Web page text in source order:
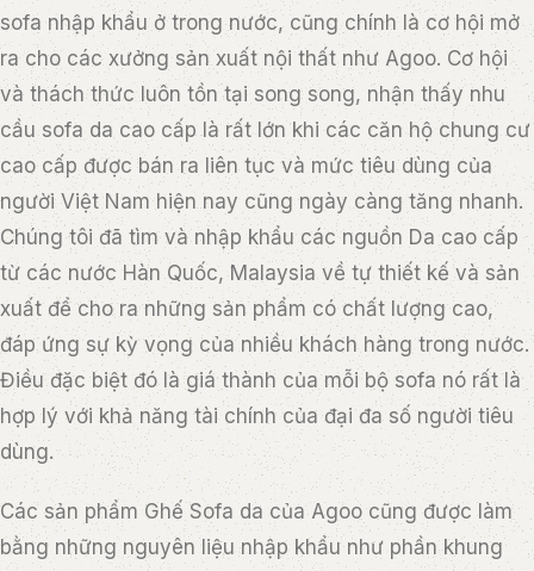
sofa nhập khẩu ở trong nước, cũng chính là cơ hội mở
ra cho các xưởng sản xuất nội thất như Agoo. Cơ hội
và thách thức luôn tồn tại song song, nhận thấy nhu
cầu sofa da cao cấp là rất lớn khi các căn hộ chung cư
cao cấp được bán ra liên tục và mức tiêu dùng của
người Việt Nam hiện nay cũng ngày càng tăng nhanh.
Chúng tôi đã tìm và nhập khẩu các nguồn Da cao cấp
từ các nước Hàn Quốc, Malaysia về tự thiết kế và sản
xuất để cho ra những sản phẩm có chất lượng cao,
đáp ứng sự kỳ vọng của nhiều khách hàng trong nước.
Điều đặc biệt đó là giá thành của mỗi bộ sofa nó rất là
hợp lý với khả năng tài chính của đại đa số người tiêu
dùng.
Các sản phẩm Ghế Sofa da của Agoo cũng được làm
bằng những nguyên liệu nhập khẩu như phần khung